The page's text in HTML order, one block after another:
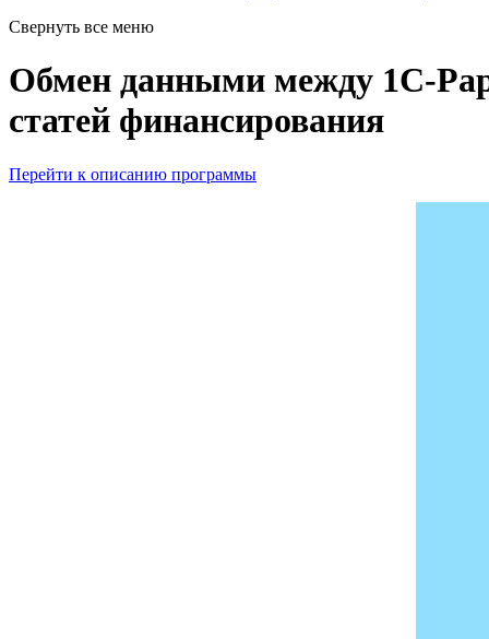
Свернуть все меню
Обмен данными между 1С-
статей финансирования
Перейти к описанию программы